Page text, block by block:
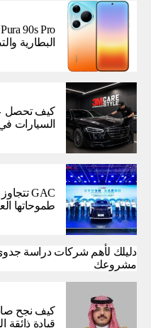
البطارية
كيف تحصل
السيارات
طموحاتها
دليلك لأهم شركات دراسة
مشروعك
كيف نجح
قيادة